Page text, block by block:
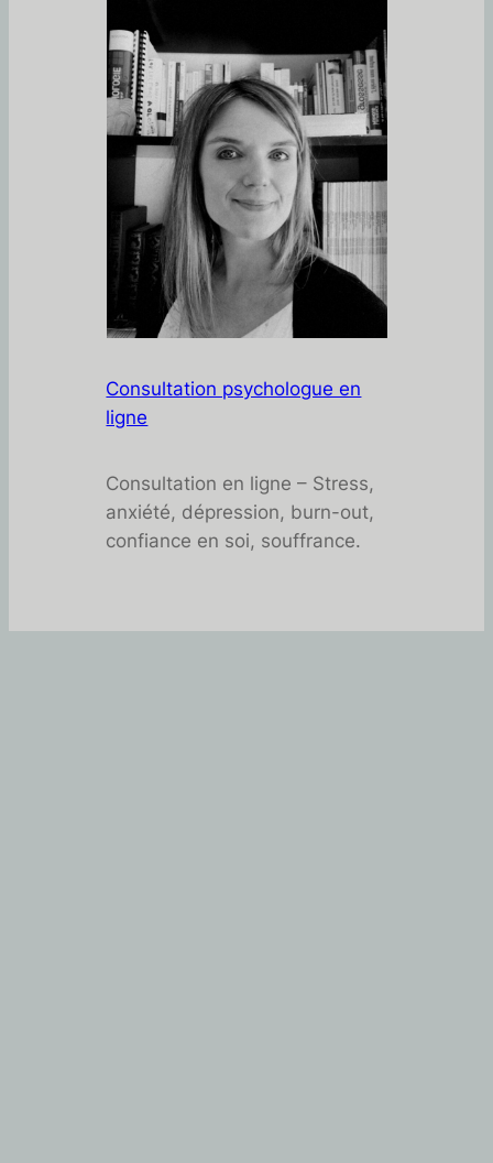
Consultation psychologue en
ligne
Consultation en ligne – Stress,
anxiété, dépression, burn-out,
confiance en soi, souffrance.